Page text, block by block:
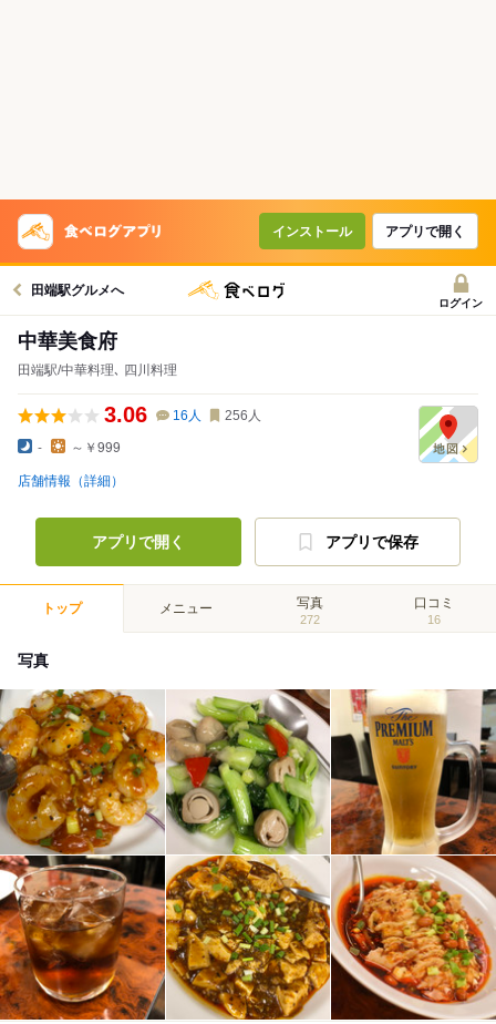
インストール アプリで開く
田端駅グルメへ
ログイン
中華美食府
田端駅/中華料理､ 四川料理
3.06 16 人 256 人
- ～￥999
店舗情報（詳細）
アプリで開く アプリで保存
トップ メニュー 写真
272
口コミ
16
写真